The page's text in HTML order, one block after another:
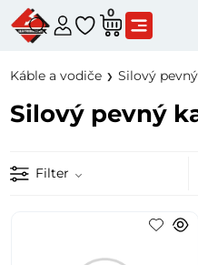
0
Káble a vodiče Silový
Silový pevný
Filter